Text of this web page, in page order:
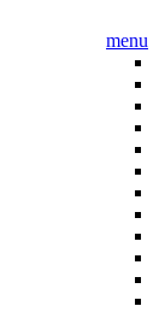
menu